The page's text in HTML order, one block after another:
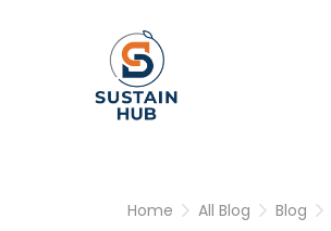
Home All Blog Blog